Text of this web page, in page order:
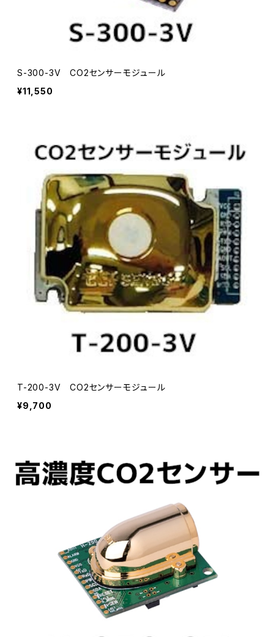
S-300-3V CO2センサーモジュール
¥11,550
T-200-3V CO2センサーモジュール
¥9,700